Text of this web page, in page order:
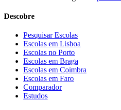
Descobre
Pesquisar Escolas
Escolas em Lisboa
Escolas no Porto
Escolas em Braga
Escolas em Coimbra
Escolas em Faro
Comparador
Estudos